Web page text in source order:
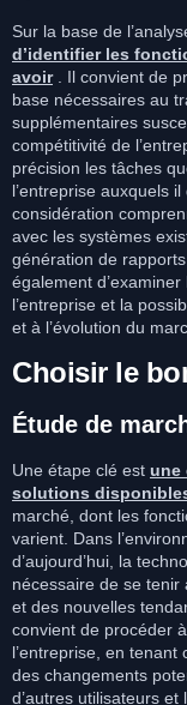
Sur la base de
d’identifier les
avoir
. Il convient de
base nécessaires au
supplémentaires
compétitivité de
précision les tâches
l’entreprise auxquels
considération
avec les systèmes
génération de
également
l’entreprise et la
et à l’évolution du
Choisir le
Étude de
Une étape clé est une
solutions
marché, dont les
varient. Dans
d’aujourd’hui, la
nécessaire de se
et des nouvelles
convient de procéder
l’entreprise, en
des changements
d’autres utilisateurs et